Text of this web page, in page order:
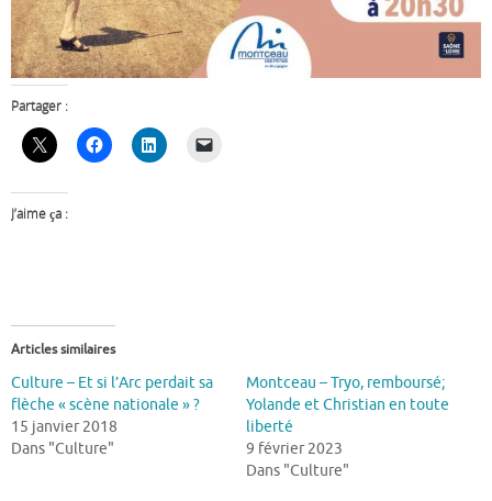
Partager :
J’aime ça :
Articles similaires
Culture – Et si l’Arc perdait sa
flèche « scène nationale » ?
15 janvier 2018
Dans "Culture"
Montceau – Tryo, remboursé;
Yolande et Christian en toute
liberté
9 février 2023
Dans "Culture"